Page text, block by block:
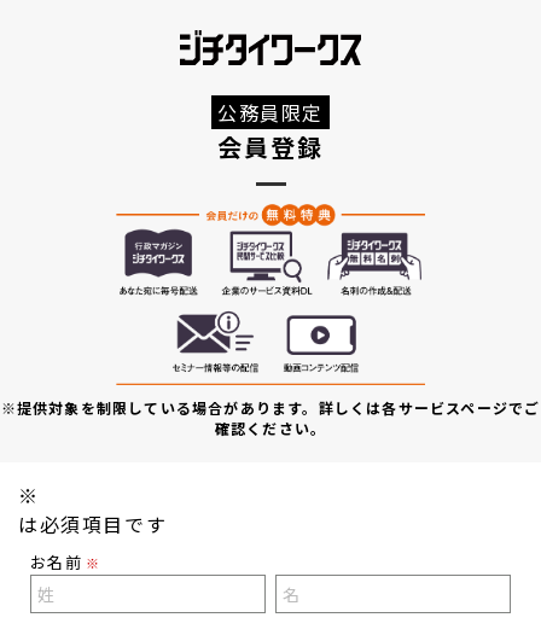
公務員限定
会員登録
※提供対象を制限している場合があります。詳しくは各サービスページでご
確認ください。
※
は必須項目です
お名前 ※